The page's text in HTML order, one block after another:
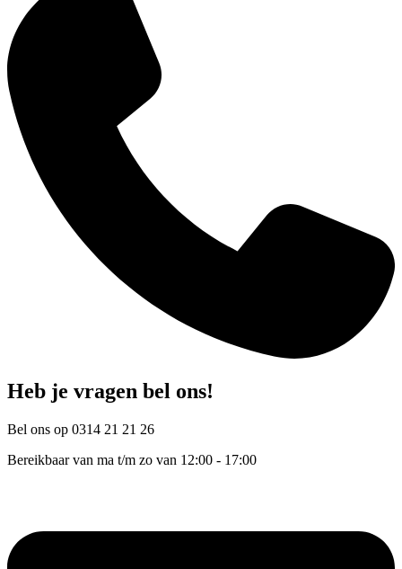
Heb je vragen bel ons!
Bel ons op 0314 21 21 26
Bereikbaar van ma t/m zo van 12:00 - 17:00